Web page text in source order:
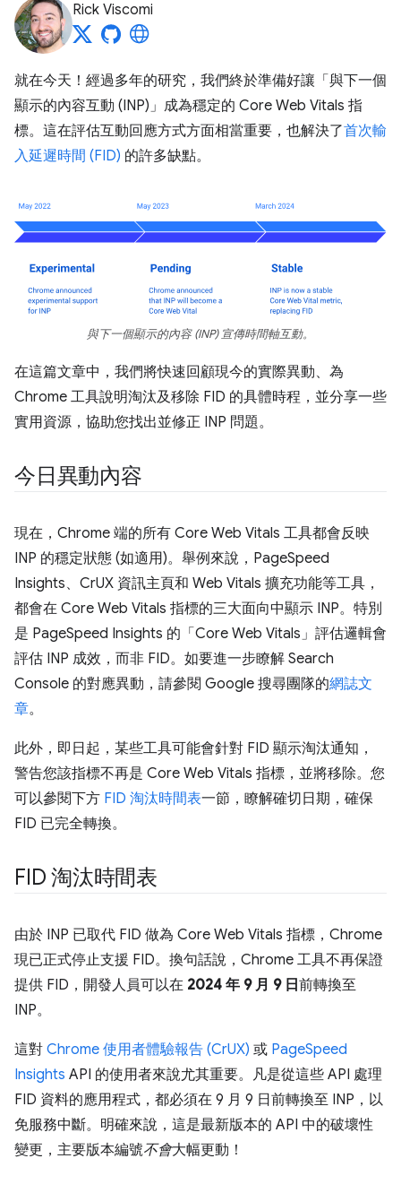
Rick Viscomi
就在今天！經過多年的研究，我們終於準備好讓「與下一個
顯示的內容互動 (INP)」 成為穩定的 Core Web Vitals 指
標。這在評估互動回應方式方面相當重要，也解決了首次輸
入延遲時間 (FID) 的許多缺點。
與下一個顯示的內容 (INP) 宣傳時間軸互動。
在這篇文章中，我們將快速回顧現今的實際異動、為
Chrome 工具說明淘汰及移除 FID 的具體時程，並分享一些
實用資源，協助您找出並修正 INP 問題。
今日異動內容
現在，Chrome 端的所有 Core Web Vitals 工具都會反映
INP 的穩定狀態 (如適用)。舉例來說，PageSpeed
Insights、CrUX 資訊主頁和 Web Vitals 擴充功能等工具，
都會在 Core Web Vitals 指標的三大面向中顯示 INP。特別
是 PageSpeed Insights 的「Core Web Vitals」評估邏輯會
評估 INP 成效，而非 FID。如要進一步瞭解 Search
Console 的對應異動，請參閱 Google 搜尋團隊的網誌文
章。
此外，即日起，某些工具可能會針對 FID 顯示淘汰通知，
警告您該指標不再是 Core Web Vitals 指標，並將移除。您
可以參閱下方 FID 淘汰時間表一節，瞭解確切日期，確保
FID 已完全轉換。
FID 淘汰時間表
由於 INP 已取代 FID 做為 Core Web Vitals 指標，Chrome
現已正式停止支援 FID。換句話說，Chrome 工具不再保證
提供 FID，開發人員可以在 2024 年 9 月 9 日前轉換至
INP。
這對 Chrome 使用者體驗報告 (CrUX) 或 PageSpeed
Insights API 的使用者來說尤其重要。凡是從這些 API 處理
FID 資料的應用程式，都必須在 9 月 9 日前轉換至 INP，以
免服務中斷。明確來說，這是最新版本的 API 中的破壞性
變更，主要版本編號不會大幅更動！